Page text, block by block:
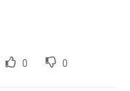
0 0